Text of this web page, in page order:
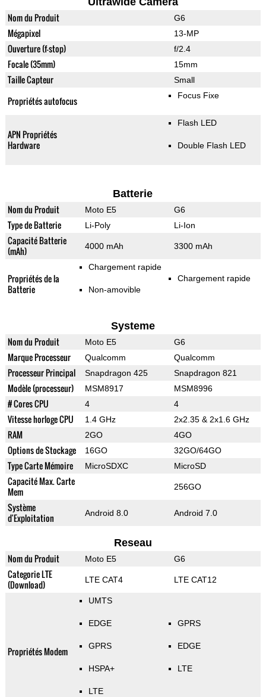
Nom du Produit G6
Mégapixel 13-MP
Ouverture (f-stop) f/2.4
Focale (35mm) 15mm
Taille Capteur Small
Propriétés autofocus Focus Fixe
APN Propriétés
Hardware
Flash LED
Double Flash LED
Batterie
Nom du Produit Moto E5 G6
Type de Batterie Li-Poly Li-Ion
Capacité Batterie
(mAh)
4000 mAh 3300 mAh
Propriétés de la
Batterie
Chargement rapide
Non-amovible
Chargement rapide
Systeme
Nom du Produit Moto E5 G6
Marque Processeur Qualcomm Qualcomm
Processeur Principal Snapdragon 425 Snapdragon 821
Modèle (processeur) MSM8917 MSM8996
# Cores CPU 4 4
Vitesse horloge CPU 1.4 GHz 2x2.35 & 2x1.6 GHz
RAM 2GO 4GO
Options de Stockage 16GO 32GO/64GO
Type Carte Mémoire MicroSDXC MicroSD
Capacité Max. Carte
Mem
256GO
Système
d'Exploitation
Android 8.0 Android 7.0
Reseau
Nom du Produit Moto E5 G6
Categorie LTE
(Download)
LTE CAT4 LTE CAT12
Propriétés Modem
UMTS
EDGE
GPRS
HSPA+
LTE
GPRS
EDGE
LTE